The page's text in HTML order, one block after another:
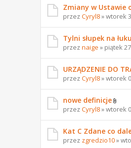
Zmiany w Ustawie
przez Cyryl8» wtorek
Tylni słupek na
przez naige » piątek
URZĄDZENIE DO
przez Cyryl8» wtorek
nowe definicje
przez Cyryl8» wtorek
Kat C Zdane co
przez zgredzio10»